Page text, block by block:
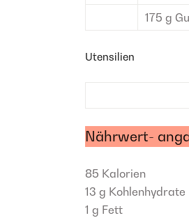
175 g
Utensilien
Nährwert-
85 Kalorien
13 g Kohlenhydrate
1 g Fett